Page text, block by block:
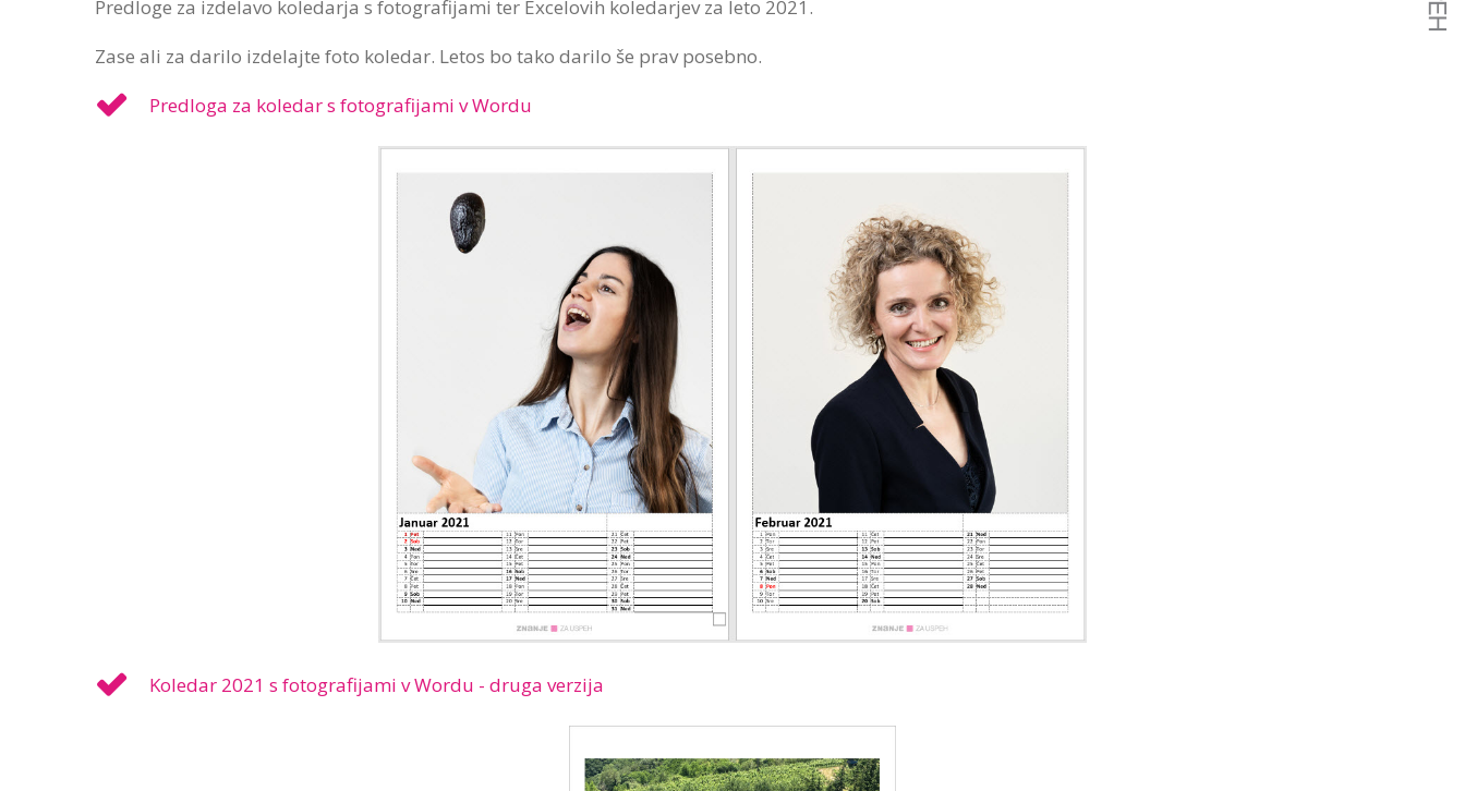
Predloge za izdelavo koledarja s fotografijami ter Excelovih koledarjev za leto 2021.
Zase ali za darilo izdelajte foto koledar. Letos bo tako darilo še prav posebno.
Predloga za koledar s fotografijami v Wordu
Koledar 2021 s fotografijami v Wordu - druga verzija